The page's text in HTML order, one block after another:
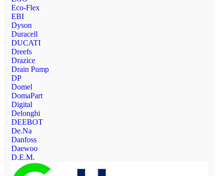
Eco-Flex
EBI
Dyson
Duracell
DUCATI
Dreefs
Drazice
Drain Pump
DP
Domel
DomaPart
Digital
Delonghi
DEEBOT
De.Na
Danfoss
Daewoo
D.E.M.